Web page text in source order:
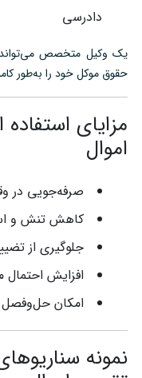
دادرسی
یک وکیل متخصص می‌تواند
حقوق موکل خود را به‌طور
مزایای
اموال
صرفه‌جویی در
کاهش تنش و
جلوگیری از
افزایش احتمال
امکان حل‌وفصل
نمونه